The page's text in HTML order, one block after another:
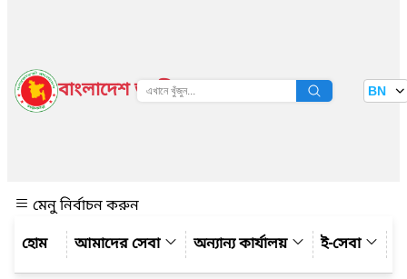
বাংলাদেশ জাতীয় তথ্য বাতায়ন BN
মেনু নির্বাচন করুন
আমাদের সেবা
অন্যান্য কার্যালয় ই-সেবা